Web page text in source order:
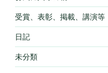
受賞、表彰、掲載、講演等
日記
未分類